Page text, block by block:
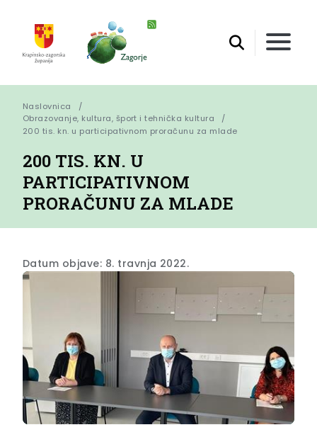
Naslovnica
Obrazovanje, kultura, šport i tehnička kultura
200 tis. kn. u participativnom proračunu za mlade
200 TIS. KN. U
PARTICIPATIVNOM
PRORAČUNU ZA MLADE
Datum objave: 8. travnja 2022.